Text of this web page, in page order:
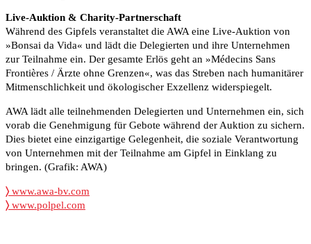
Live-Auktion & Charity-Partnerschaft
Während des Gipfels veranstaltet die AWA eine Live-Auktion von
»Bonsai da Vida« und lädt die Delegierten und ihre Unternehmen
zur Teilnahme ein. Der gesamte Erlös geht an »Médecins Sans
Frontières / Ärzte ohne Grenzen«, was das Streben nach humanitärer
Mitmenschlichkeit und ökologischer Exzellenz widerspiegelt.
AWA lädt alle teilnehmenden Delegierten und Unternehmen ein, sich
vorab die Genehmigung für Gebote während der Auktion zu sichern.
Dies bietet eine einzigartige Gelegenheit, die soziale Verantwortung
von Unternehmen mit der Teilnahme am Gipfel in Einklang zu
bringen. (Grafik: AWA)
〉 www.awa-bv.com
〉 www.polpel.com